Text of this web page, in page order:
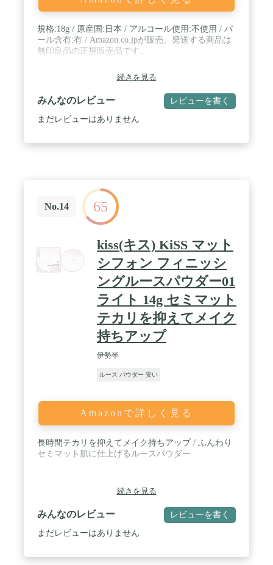
規格:18g / 原産国:日本 / アルコール使用:不使用 / パ
ール含有:有 / Amazon.co.jpが販売、発送する商品は
無印良品の正規販売品です。
続きを見る
みんなのレビュー レビューを書く
まだレビューはありません
No.14 65
kiss(キス) KiSS マット
シフォン フィニッシ
ングルースパウダー01
ライト 14g セミマット
テカリを抑えてメイク
持ちアップ
伊勢半
ルース パウダー 安い
Amazonで詳しく見る
長時間テカリを抑えてメイク持ちアップ / ふんわり
セミマット肌に仕上げるルースパウダー
続きを見る
みんなのレビュー レビューを書く
まだレビューはありません